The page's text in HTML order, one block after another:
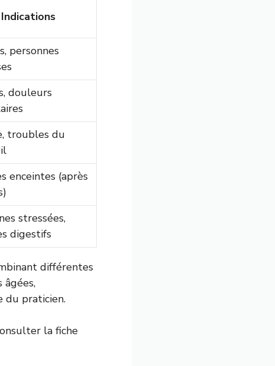
Indications
personnes
douleurs
troubles du
enceintes (après
stressées,
digestifs
différentes
âgées,
du praticien.
la fiche